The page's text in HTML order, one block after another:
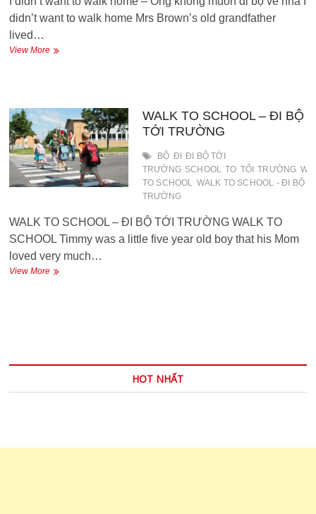
didn’t want to walk home Mrs Brown’s old grandfather
lived…
View MoreI
home
–
Ông
không
muốn
đi
bộ
WALK TO SCHOOL – ĐI BỘ
TỚI TRƯỜNG
BỘ ĐI
ĐI BỘ TỚI
TRƯỜNG SCHOOL TO TỐI TRƯỜNG
TO SCHOOL WALK TO SCHOOL - ĐI BỘ
TRƯỜNG
WALK TO SCHOOL – ĐI BỘ TỚI TRƯỜNG WALK TO
SCHOOL Timmy was a little five year old boy that his Mom
loved very much…
View MoreWALK
HOT NHẤT